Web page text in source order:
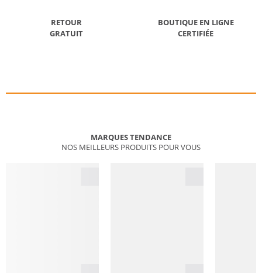
RETOUR
GRATUIT
BOUTIQUE EN LIGNE
CERTIFIÉE
MARQUES TENDANCE
NOS MEILLEURS PRODUITS POUR VOUS